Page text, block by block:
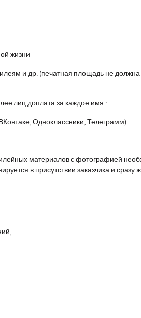
жизни
и др. (печатная площадь не
лиц доплата за каждое имя :
Одноклассники, Телеграмм)
материалов с фотографией
в присутствии заказчика и сразу